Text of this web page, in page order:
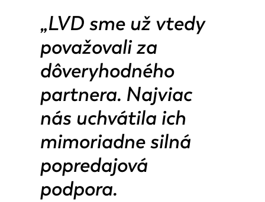
„LVD sme už vtedy
považovali za
dôveryhodného
partnera. Najviac
nás uchvátila ich
mimoriadne silná
popredajová
podpora.